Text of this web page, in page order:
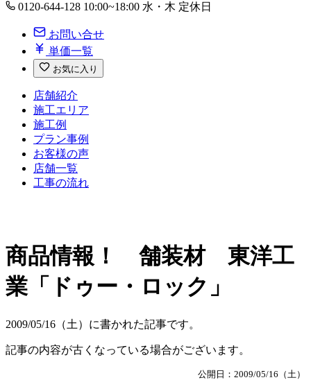
0120-644-128 10:00~18:00 水・木 定休日
お問い合せ
単価一覧
お気に入り
店舗紹介
施工エリア
施工例
プラン事例
お客様の声
店舗一覧
工事の流れ
商品情報！ 舗装材 東洋工
業「ドゥー・ロック」
2009/05/16（土）に書かれた記事です。
記事の内容が古くなっている場合がございます。
公開日：2009/05/16（土）